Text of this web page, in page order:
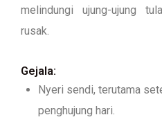
melindungi ujung-ujung
rusak.
Gejala:
Nyeri sendi, terutama
penghujung hari.